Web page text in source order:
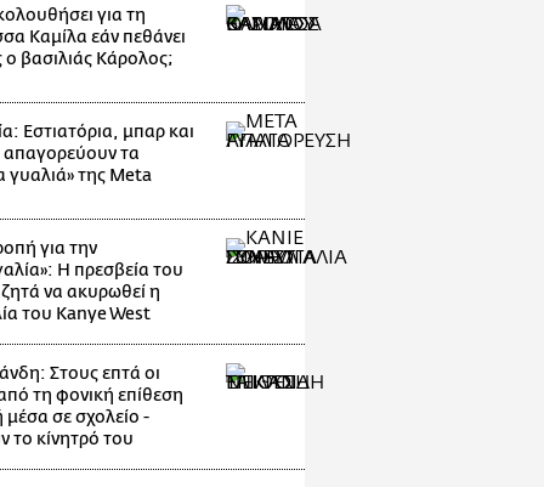
για τη
Καμίλα εάν πεθάνει
βασιλιάς Κάρολος;
Εστιατόρια, μπαρ και
απαγορεύουν τα
γυαλιά» της Meta
για την
Η πρεσβεία του
να ακυρωθεί η
του Kanye West
Στους επτά οι
τη φονική επίθεση
σε σχολείο -
το κίνητρό του